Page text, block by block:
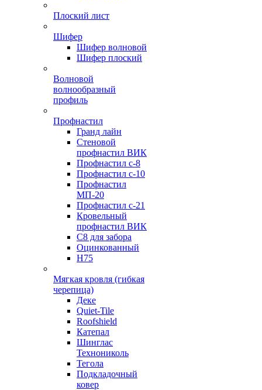
Плоский лист
Шифер
Шифер волновой
Шифер плоский
Волновой
волнообразный
профиль
Профнастил
Гранд лайн
Стеновой
профнастил ВИК
Профнастил с-8
Профнастил с-10
Профнастил
МП-20
Профнастил с-21
Кровельный
профнастил ВИК
С8 для забора
Оцинкованный
Н75
Мягкая кровля (гибкая
черепица)
Деке
Quiet-Tile
Roofshield
Катепал
Шинглас
Технониколь
Тегола
Подкладочный
ковер